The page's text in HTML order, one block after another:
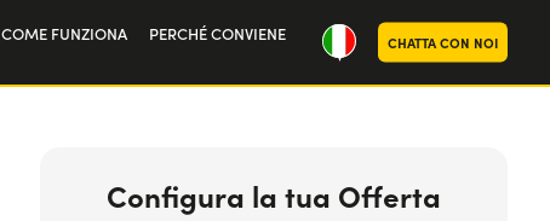
COME FUNZIONA PERCHÉ CONVIENE CHATTA CON NOI
Configura la tua Offerta